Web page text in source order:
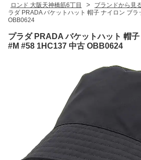
ロンド 大阪天神橋筋6丁目 > ブランドから見
ラダ PRADA バケットハット 帽子 ナイロン ブ
OBB0624
プラダ PRADA バケットハット 帽
#M #58 1HC137 中古 OBB0624